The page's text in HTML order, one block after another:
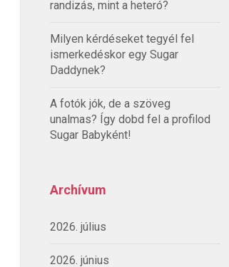
randizás, mint a heteró?
Milyen kérdéseket tegyél fel
ismerkedéskor egy Sugar
Daddynek?
A fotók jók, de a szöveg
unalmas? Így dobd fel a profilod
Sugar Babyként!
Archívum
2026. július
2026. június